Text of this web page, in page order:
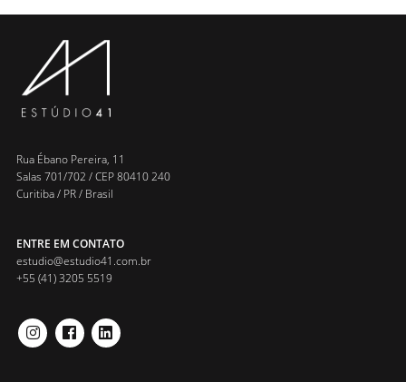
Rua Ébano Pereira, 11
Salas 701/702 / CEP 80410 240
Curitiba / PR / Brasil
ENTRE EM CONTATO
estudio@estudio41.com.br
+55 (41) 3205 5519
INSTAGRAMFACEBOOKLINKEDIN